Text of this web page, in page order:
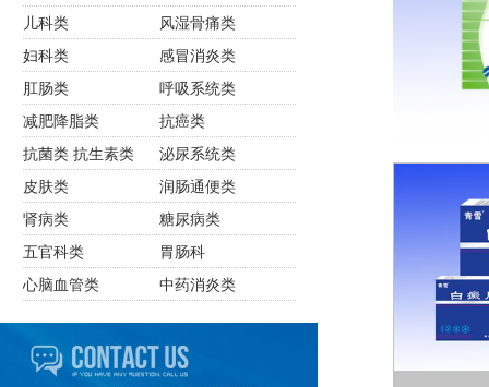
儿科类
风湿骨痛类
妇科类
感冒消炎类
肛肠类
呼吸系统类
减肥降脂类
抗癌类
抗菌类 抗生素类
泌尿系统类
皮肤类
润肠通便类
肾病类
糖尿病类
五官科类
胃肠科
心脑血管类
中药消炎类